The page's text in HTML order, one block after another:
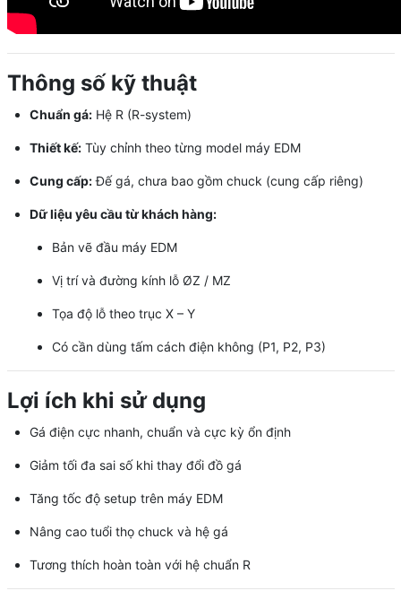
Thông số kỹ thuật
Chuẩn gá:Hệ R (R-system)
Thiết kế:Tùy chỉnh theo từng model máy EDM
Cung cấp:Đế gá, chưa bao gồm chuck (cung cấp riêng)
Dữ liệu yêu cầu từ khách hàng:
Bản vẽ đầu máy EDM
Vị trí và đường kính lỗ ØZ / MZ
Tọa độ lỗ theo trục X – Y
Có cần dùng tấm cách điện không (P1, P2, P3)
Lợi ích khi sử dụng
Gá điện cực nhanh, chuẩn và cực kỳ ổn định
Giảm tối đa sai số khi thay đổi đồ gá
Tăng tốc độ setup trên máy EDM
Nâng cao tuổi thọ chuck và hệ gá
Tương thích hoàn toàn với hệ chuẩn R